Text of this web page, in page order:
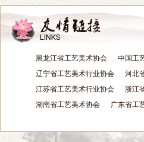
黑龙江省工艺美术协会 中国工
辽宁省工艺美术行业协会
河北
江苏省工艺美术行业协会
浙江
湖南省工艺美术协会
广东省工